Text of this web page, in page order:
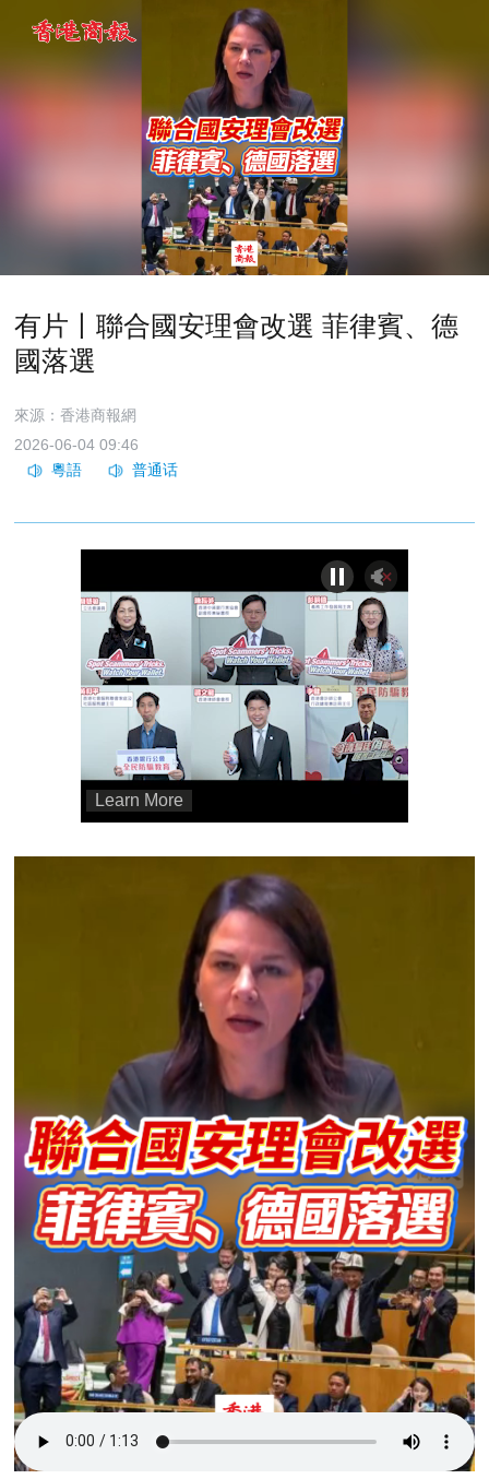
有片丨聯合國安理會改選 菲律賓、德
國落選
來源：香港商報網
2026-06-04 09:46